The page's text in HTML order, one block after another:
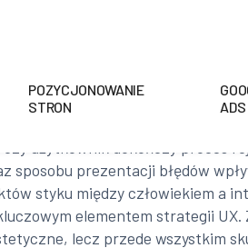
POZYCJONOWANIE
STRON
ADS
użytkownik dokończy proces
sposobu prezentacji błędów
styku między człowiekiem a
elementem strategii
lecz przede wszystkim